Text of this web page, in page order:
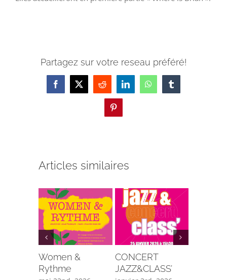
Partagez sur votre reseau préféré!
Facebook
X Reddit LinkedInWhatsAppTumblr
Pinterest
Articles similaires
Women &
Rythme
CONCERT
JAZZ&CLASS’